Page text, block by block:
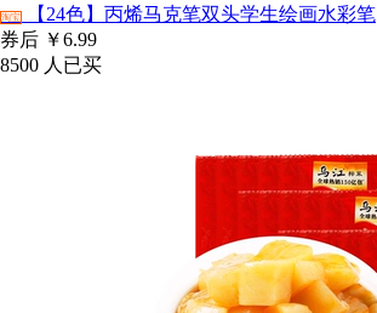
淘宝
【24色】丙烯马克笔双头学生绘画水彩笔
券后 ￥6.99
8500 人已买